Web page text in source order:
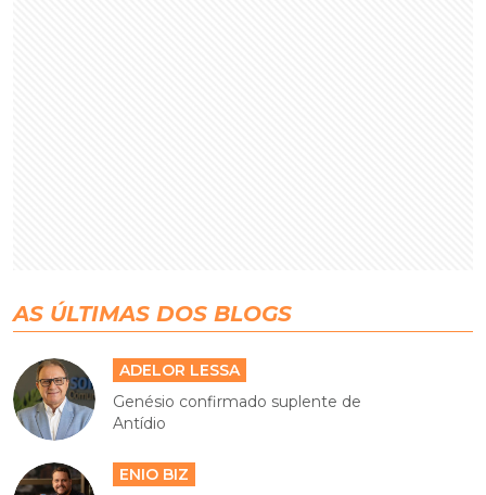
AS ÚLTIMAS DOS BLOGS
ADELOR LESSA
Genésio confirmado suplente de
Antídio
ENIO BIZ